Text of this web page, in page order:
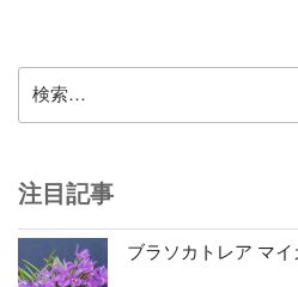
索:
注目記事
ブラソカトレア マイ